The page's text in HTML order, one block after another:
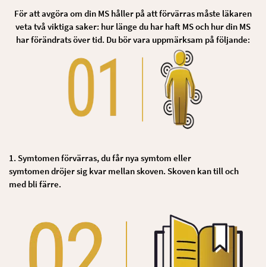
För att avgöra om din MS håller på att förvärras måste läkaren
veta två viktiga saker: hur länge du har haft MS och hur din MS
har förändrats över tid. Du bör vara uppmärksam på följande:
1. Symtomen förvärras, du får nya symtom eller
symtomen dröjer sig kvar mellan skoven. Skoven kan till och
med bli färre.